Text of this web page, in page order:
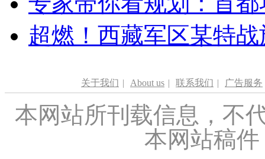
超燃！西藏军区某特
关于我们 | About us | 联系我们 | 广告服务
本网站所刊载信息，不
本网站稿